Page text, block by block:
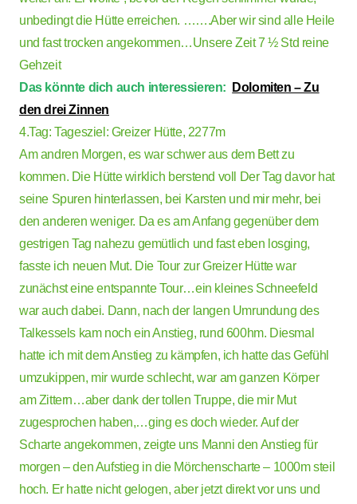
unbedingt die Hütte erreichen. …….Aber wir sind alle Heile
und fast trocken angekommen…Unsere Zeit 7 ½ Std reine
Gehzeit
Das könnte dich auch interessieren:
Dolomiten – Zu
den drei Zinnen
4.Tag: Tagesziel: Greizer Hütte, 2277m
Am andren Morgen, es war schwer aus dem Bett zu
kommen. Die Hütte wirklich berstend voll Der Tag davor hat
seine Spuren hinterlassen, bei Karsten und mir mehr, bei
den anderen weniger. Da es am Anfang gegenüber dem
gestrigen Tag nahezu gemütlich und fast eben losging,
fasste ich neuen Mut. Die Tour zur Greizer Hütte war
zunächst eine entspannte Tour…ein kleines Schneefeld
war auch dabei. Dann, nach der langen Umrundung des
Talkessels kam noch ein Anstieg, rund 600hm. Diesmal
hatte ich mit dem Anstieg zu kämpfen, ich hatte das Gefühl
umzukippen, mir wurde schlecht, war am ganzen Körper
am Zittern…aber dank der tollen Truppe, die mir Mut
zugesprochen haben,…ging es doch wieder. Auf der
Scharte angekommen, zeigte uns Manni den Anstieg für
morgen – den Aufstieg in die Mörchenscharte – 1000m steil
hoch. Er hatte nicht gelogen, aber jetzt direkt vor uns und